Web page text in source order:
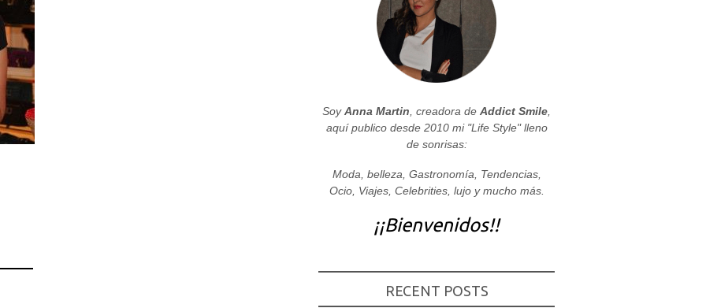
SoyAnna Martin , creadora de Addict Smile
aquí publico desde 2010 mi "Life Style" lleno
de sonrisas:
Moda, belleza, Gastronomía, Tendencias,
Ocio, Viajes, Celebrities, lujo y mucho más.
¡¡Bienvenidos!!
RECENT POSTS